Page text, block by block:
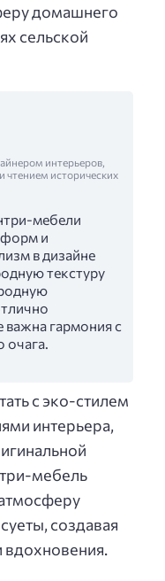
домашнего
сельской
интерьеров,
чтением исторических
мебели
форм и
в дизайне
текстуру
важна гармония с
с эко-стилем
интерьера,
мебель
создавая
вдохновения.